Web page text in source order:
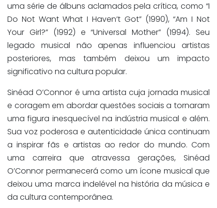
uma série de álbuns aclamados pela crítica, como “I
Do Not Want What I Haven’t Got” (1990), “Am I Not
Your Girl?” (1992) e “Universal Mother” (1994). Seu
legado musical não apenas influenciou artistas
posteriores, mas também deixou um impacto
significativo na cultura popular.
Sinéad O’Connor é uma artista cuja jornada musical
e coragem em abordar questões sociais a tornaram
uma figura inesquecível na indústria musical e além.
Sua voz poderosa e autenticidade única continuam
a inspirar fãs e artistas ao redor do mundo. Com
uma carreira que atravessa gerações, Sinéad
O’Connor permanecerá como um ícone musical que
deixou uma marca indelével na história da música e
da cultura contemporânea.